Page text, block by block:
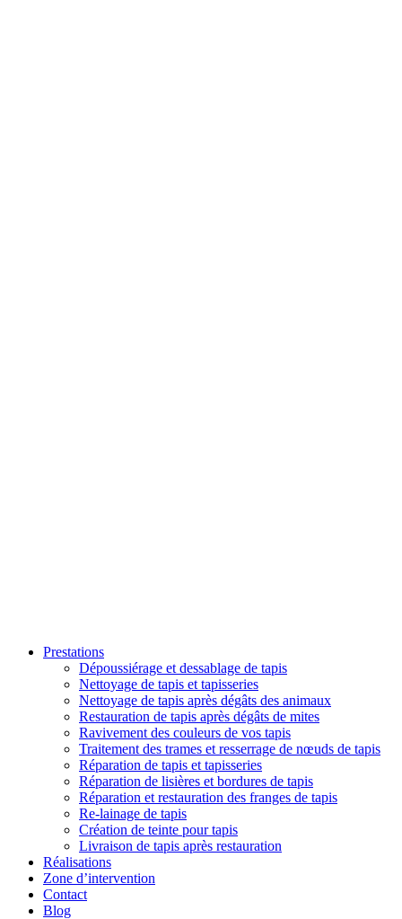
Prestations
Dépoussiérage et dessablage de tapis
Nettoyage de tapis et tapisseries
Nettoyage de tapis après dégâts des animaux
Restauration de tapis après dégâts de mites
Ravivement des couleurs de vos tapis
Traitement des trames et resserrage de nœuds de tapis
Réparation de tapis et tapisseries
Réparation de lisières et bordures de tapis
Réparation et restauration des franges de tapis
Re-lainage de tapis
Création de teinte pour tapis
Livraison de tapis après restauration
Réalisations
Zone d’intervention
Contact
Blog